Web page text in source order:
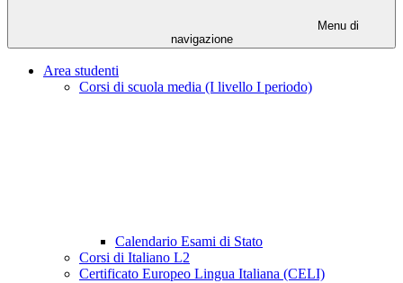
Menu di
navigazione
Area studenti
Corsi di scuola media (I livello I periodo)
Calendario Esami di Stato
Corsi di Italiano L2
Certificato Europeo Lingua Italiana (CELI)